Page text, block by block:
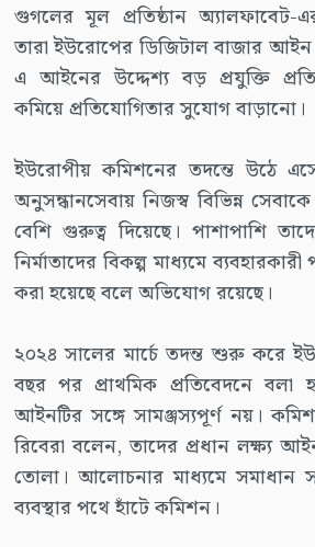
গুগলের মূল প্রতিষ্ঠান অ্যালফাবেট-
তারা ইউরোপের ডিজিটাল বাজার আইন
এ আইনের উদ্দেশ্য বড় প্রযুক্তি
কমিয়ে প্রতিযোগিতার সুযোগ বাড়ানো।
ইউরোপীয় কমিশনের তদন্তে উঠে
অনুসন্ধানসেবায় নিজস্ব বিভিন্ন সেবাকে
বেশি গুরুত্ব দিয়েছে। পাশাপাশি
নির্মাতাদের বিকল্প মাধ্যমে
করা হয়েছে বলে অভিযোগ রয়েছে।
২০২৪ সালের মার্চে তদন্ত শুরু করে
বছর পর প্রাথমিক প্রতিবেদনে বলা
আইনটির সঙ্গে সামঞ্জস্যপূর্ণ নয়।
রিবেরা বলেন, তাদের প্রধান লক্ষ্য
তোলা। আলোচনার মাধ্যমে সমাধান
ব্যবস্থার পথে হাঁটে কমিশন।